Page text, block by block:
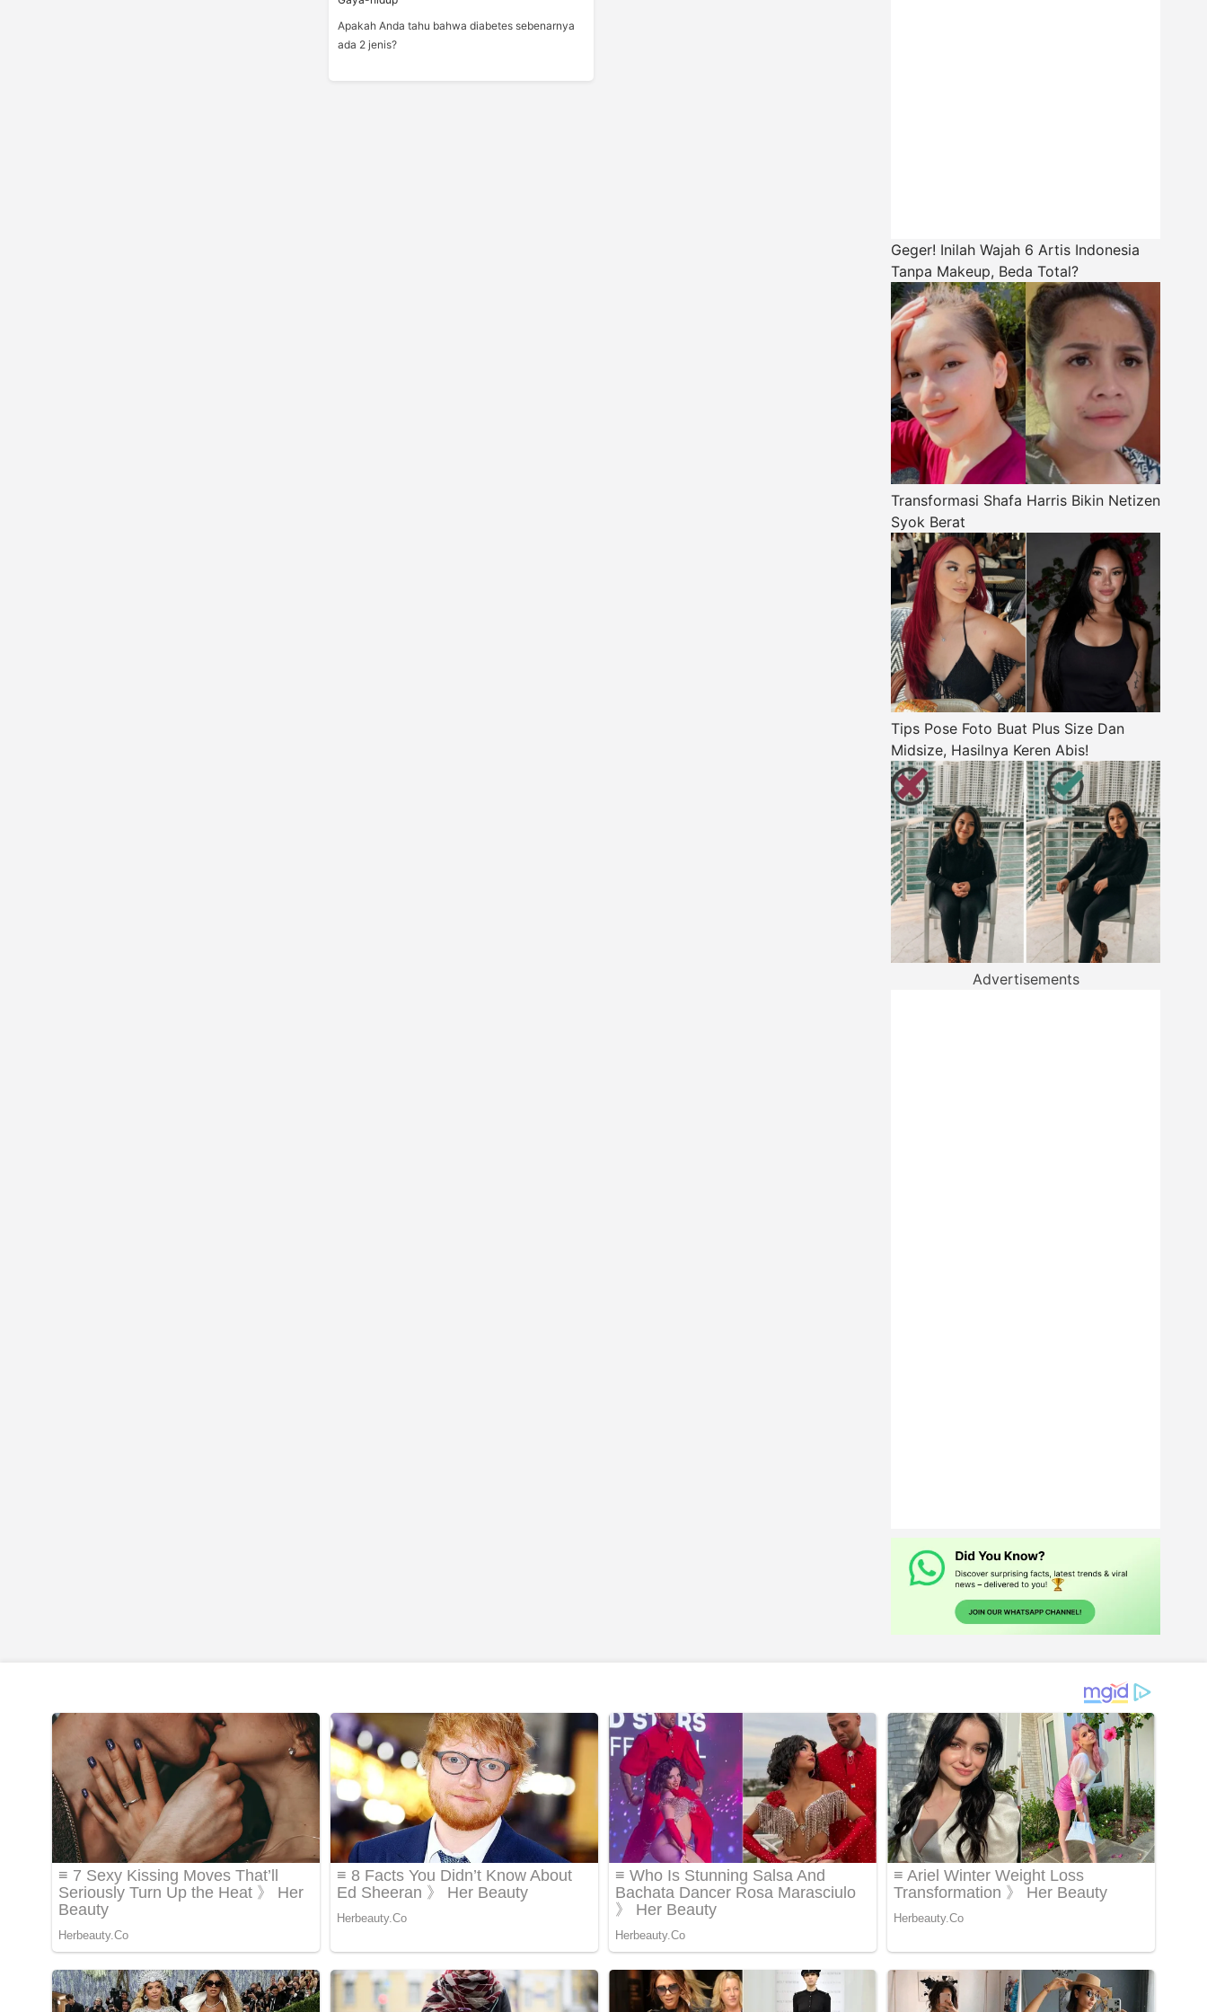
Apakah Anda tahu bahwa diabetes sebenarnya
ada 2 jenis?
Geger! Inilah Wajah 6 Artis Indonesia
Tanpa Makeup, Beda Total?
Transformasi Shafa Harris Bikin Netizen
Syok Berat
Tips Pose Foto Buat Plus Size Dan
Midsize, Hasilnya Keren Abis!
Advertisements